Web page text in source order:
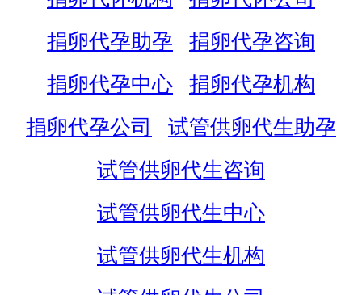
捐卵代孕助孕
捐卵代孕咨询
捐卵代孕中心
捐卵代孕机构
捐卵代孕公司
试管供卵代生助孕
试管供卵代生咨询
试管供卵代生中心
试管供卵代生机构